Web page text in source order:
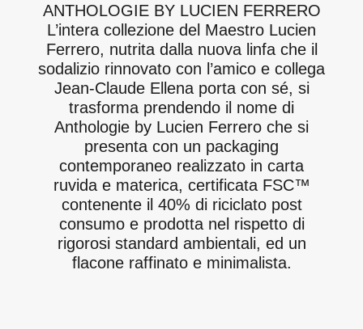
ANTHOLOGIE BY LUCIEN FERRERO
L’intera collezione del Maestro Lucien
Ferrero, nutrita dalla nuova linfa che il
sodalizio rinnovato con l’amico e collega
Jean-Claude Ellena porta con sé, si
trasforma prendendo il nome di
Anthologie by Lucien Ferrero che si
presenta con un packaging
contemporaneo realizzato in carta
ruvida e materica, certificata FSC™
contenente il 40% di riciclato post
consumo e prodotta nel rispetto di
rigorosi standard ambientali, ed un
flacone raffinato e minimalista.